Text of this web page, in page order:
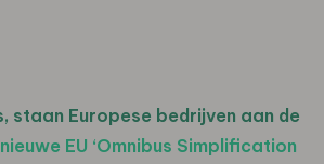
staan Europese bedrijven aan de
EU ‘Omnibus Simplification